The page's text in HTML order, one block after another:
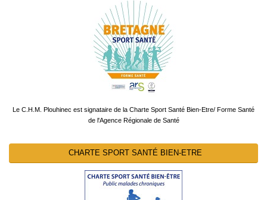
Le C.H.M. Plouhinec est signataire de la Charte Sport Santé Bien-Etre/ Forme Santé
de l'Agence Régionale de Santé
CHARTE SPORT SANTÉ BIEN-ETRE